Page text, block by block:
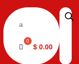
a
$ 0.00